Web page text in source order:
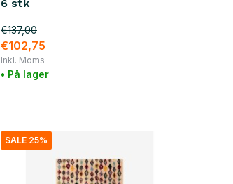
6 stk
€137,00
€102,75
Inkl. Moms
• På lager
SALE 25%